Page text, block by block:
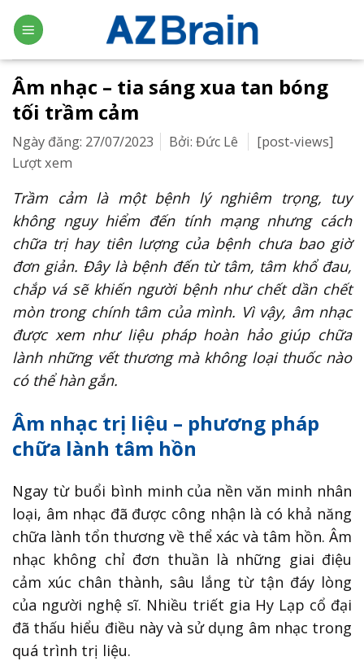
Skip
to
content
Âm nhạc – tia sáng xua tan bóng
tối trầm cảm
Ngày đăng: 27/07/2023 Bởi: Đức Lê
[post-views]
Lượt xem
Trầm cảm là một bệnh lý nghiêm trọng, tuy
không nguy hiểm đến tính mạng nhưng cách
chữa trị hay tiên lượng của bệnh chưa bao giờ
đơn giản. Đây là bệnh đến từ tâm, tâm khổ đau,
chắp vá sẽ khiến người bệnh như chết dần chết
mòn trong chính tâm của mình. Vì vậy, âm nhạc
được xem như liệu pháp hoàn hảo giúp chữa
lành những vết thương mà không loại thuốc nào
có thể hàn gắn.
Âm nhạc trị liệu – phương pháp
chữa lành tâm hồn
Ngay từ buổi bình minh của nền văn minh nhân
loại, âm nhạc đã được công nhận là có khả năng
chữa lành tổn thương về thể xác và tâm hồn. Âm
nhạc không chỉ đơn thuần là những giai điệu
cảm xúc chân thành, sâu lắng từ tận đáy lòng
của người nghệ sĩ. Nhiều triết gia Hy Lạp cổ đại
đã thấu hiểu điều này và sử dụng âm nhạc trong
quá trình trị liệu.